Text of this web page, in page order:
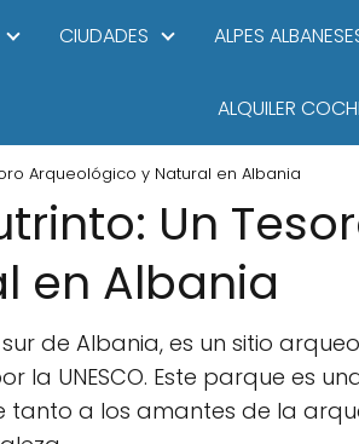
CIUDADES ALPES
ALQUILER
Arqueológico y Natural en Albania
Un
en Albania
de Albania, es un sitio
UNESCO. Este parque es
a los amantes de la